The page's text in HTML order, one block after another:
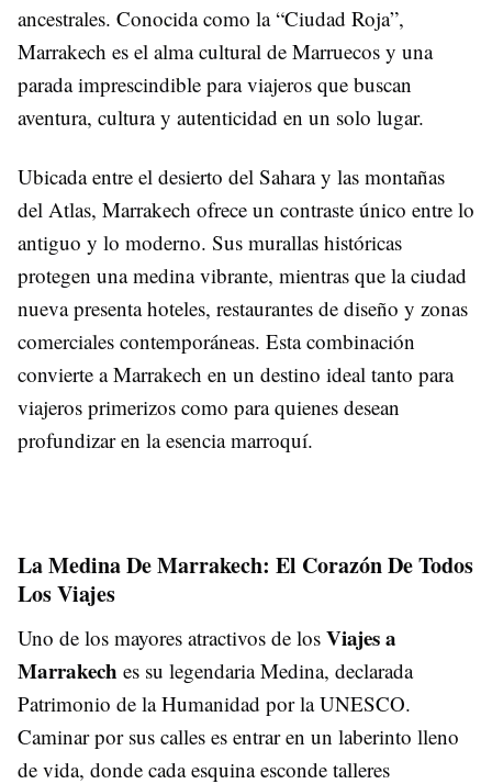
ancestrales. Conocida como la “Ciudad Roja”,
Marrakech es el alma cultural de Marruecos y una
parada imprescindible para viajeros que buscan
aventura, cultura y autenticidad en un solo lugar.
Ubicada entre el desierto del Sahara y las montañas
del Atlas, Marrakech ofrece un contraste único entre lo
antiguo y lo moderno. Sus murallas históricas
protegen una medina vibrante, mientras que la ciudad
nueva presenta hoteles, restaurantes de diseño y zonas
comerciales contemporáneas. Esta combinación
convierte a Marrakech en un destino ideal tanto para
viajeros primerizos como para quienes desean
profundizar en la esencia marroquí.
La Medina De Marrakech: El Corazón De Todos
Los Viajes
Uno de los mayores atractivos de los Viajes a
Marrakech es su legendaria Medina, declarada
Patrimonio de la Humanidad por la UNESCO.
Caminar por sus calles es entrar en un laberinto lleno
de vida, donde cada esquina esconde talleres